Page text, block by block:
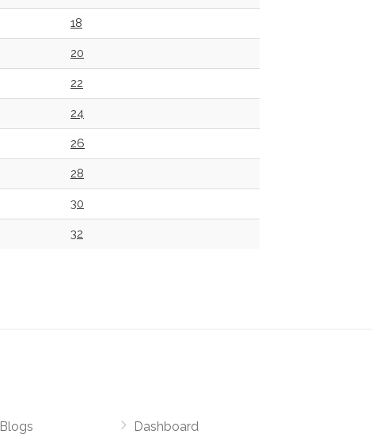
18
20
22
24
26
28
30
32
Blogs Dashboard